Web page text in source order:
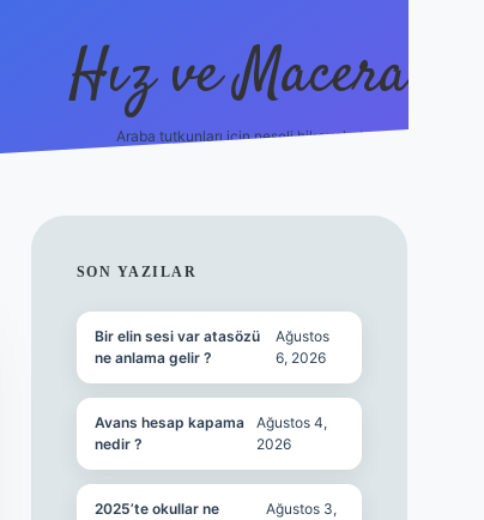
Hız ve Macera
Araba tutkunları için neşeli hikayeler!
SIDEBAR
SON YAZILAR
Bir elin sesi var atasözü
ne anlama gelir ?
Ağustos
6, 2026
Avans hesap kapama
nedir ?
Ağustos 4,
2026
2025’te okullar ne
Ağustos 3,
tulipbet.online